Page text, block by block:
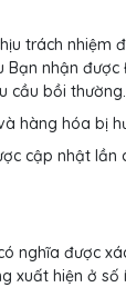
trách
nhận
cầu bồi thường.
hàng hóa bị
cập nhật
nghĩa được
xuất hiện ở số